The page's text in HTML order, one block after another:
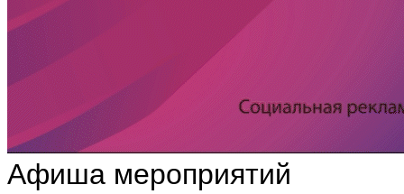
Афиша мероприятий